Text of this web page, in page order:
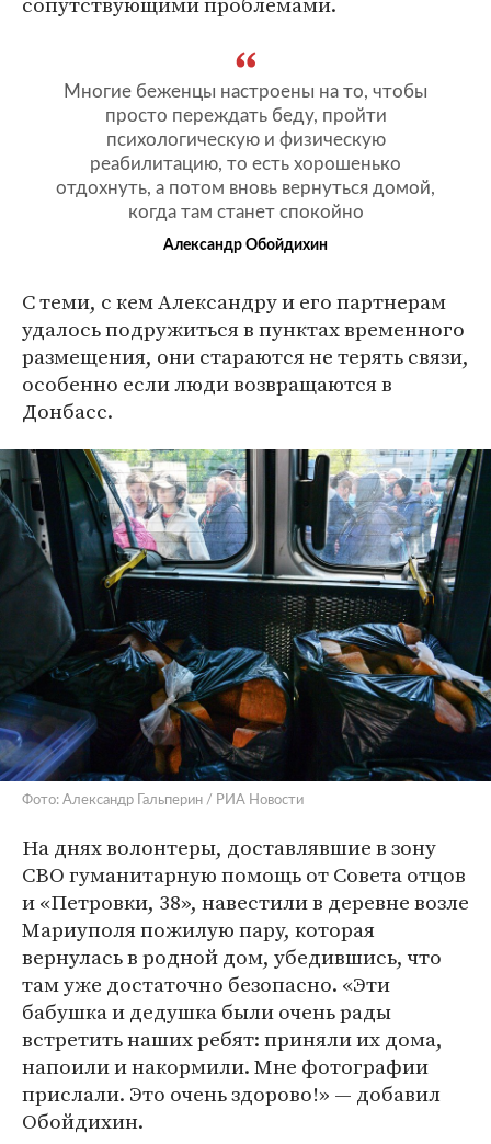
Многие беженцы настроены на то, чтобы
просто переждать беду, пройти
психологическую и физическую
реабилитацию, то есть хорошенько
отдохнуть, а потом вновь вернуться домой,
когда там станет спокойно
Александр Обойдихин
С теми, с кем Александру и его партнерам
удалось подружиться в пунктах временного
размещения, они стараются не терять связи,
особенно если люди возвращаются в
Донбасс.
Фото: Александр Гальперин / РИА Новости
На днях волонтеры, доставлявшие в зону
СВО гуманитарную помощь от Совета отцов
и «Петровки, 38», навестили в деревне возле
Мариуполя пожилую пару, которая
вернулась в родной дом, убедившись, что
там уже достаточно безопасно. «Эти
бабушка и дедушка были очень рады
встретить наших ребят: приняли их дома,
напоили и накормили. Мне фотографии
прислали. Это очень здорово!» — добавил
Обойдихин.